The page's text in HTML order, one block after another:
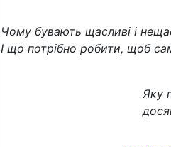
Чому бувають щасливі і
І що потрібно робити, щоб
Яку